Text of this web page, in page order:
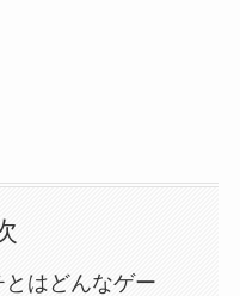
はどんなゲー